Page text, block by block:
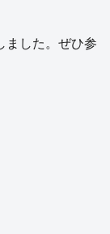
ました。ぜひ参